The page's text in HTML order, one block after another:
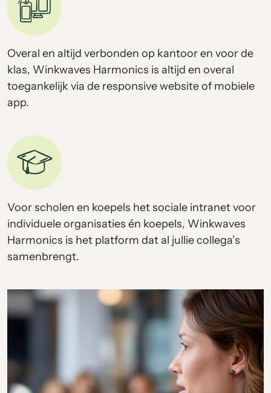
Overal en altijd verbonden op kantoor en voor de
klas, Winkwaves Harmonics is altijd en overal
toegankelijk via de responsive website of mobiele
app.
Voor scholen en koepels het sociale intranet voor
individuele organisaties én koepels, Winkwaves
Harmonics is het platform dat al jullie collega’s
samenbrengt.